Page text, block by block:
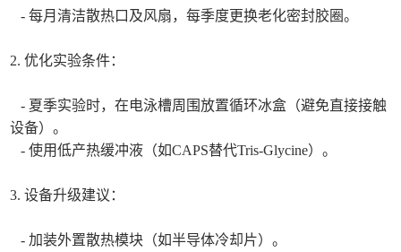
- 每月清洁散热口及风扇，每季度更换老化密封胶圈。
2. 优化实验条件：
- 夏季实验时，在电泳槽周围放置循环冰盒（避免直接接触
设备）。
- 使用低产热缓冲液（如CAPS替代Tris-Glycine）。
3. 设备升级建议：
- 加装外置散热模块（如半导体冷却片）。